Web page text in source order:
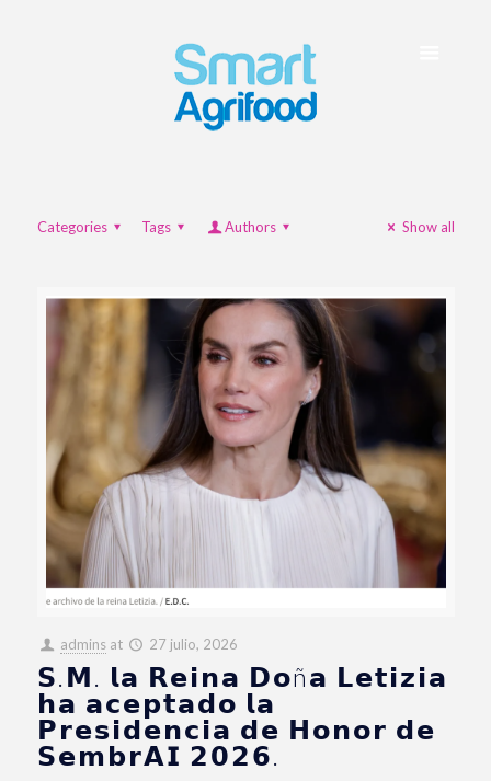
Categories Tags Authors Show all
admins at 27 julio, 2026
𝗦.𝗠. 𝗹𝗮 𝗥𝗲𝗶𝗻𝗮 𝗗𝗼ñ𝗮 𝗟𝗲𝘁𝗶𝘇𝗶𝗮
𝗵𝗮 𝗮𝗰𝗲𝗽𝘁𝗮𝗱𝗼 𝗹𝗮
𝗣𝗿𝗲𝘀𝗶𝗱𝗲𝗻𝗰𝗶𝗮 𝗱𝗲 𝗛𝗼𝗻𝗼𝗿 𝗱𝗲
𝗦𝗲𝗺𝗯𝗿𝗔𝗜 𝟮𝟬𝟮𝟲.